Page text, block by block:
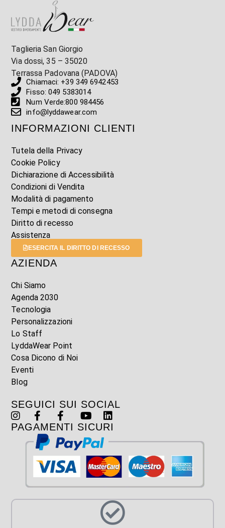
Taglieria San Giorgio
Via dossi, 35 – 35020
Terrassa Padovana (PADOVA)
Chiamaci: +39 349 6942453
Fisso: 049 5383014
Num Verde:800 984456
info@lyddawear.com
INFORMAZIONI CLIENTI
Tutela della Privacy
Cookie Policy
Dichiarazione di Accessibilità
Condizioni di Vendita
Modalità di pagamento
Tempi e metodi di consegna
Diritto di recesso
Assistenza
ESERCITA IL DIRITTO DI RECESSO
AZIENDA
Chi Siamo
Agenda 2030
Tecnologia
Personalizzazioni
Lo Staff
LyddaWear Point
Cosa Dicono di Noi
Eventi
Blog
SEGUICI SUI SOCIAL
PAGAMENTI SICURI